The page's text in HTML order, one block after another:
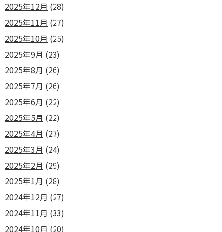
2025年12月 (28)
2025年11月 (27)
2025年10月 (25)
2025年9月 (23)
2025年8月 (26)
2025年7月 (26)
2025年6月 (22)
2025年5月 (22)
2025年4月 (27)
2025年3月 (24)
2025年2月 (29)
2025年1月 (28)
2024年12月 (27)
2024年11月 (33)
2024年10月 (20)